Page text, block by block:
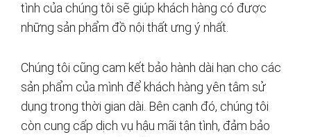
tình của chúng tôi sẽ giúp khách hàng có được
những sản phẩm đồ nội thất ưng ý nhất.
Chúng tôi cũng cam kết bảo hành dài hạn cho các
sản phẩm của mình để khách hàng yên tâm sử
dụng trong thời gian dài. Bên cạnh đó, chúng tôi
còn cung cấp dịch vụ hậu mãi tận tình, đảm bảo